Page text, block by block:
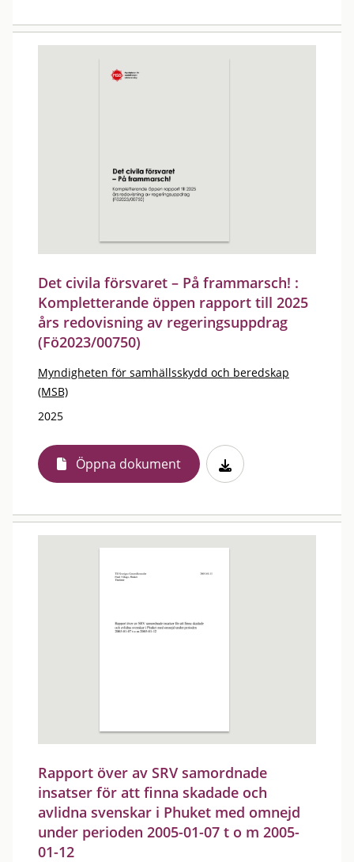
Det civila försvaret – På frammarsch! :
Kompletterande öppen rapport till 2025
års redovisning av regeringsuppdrag
(Fö2023/00750)
Myndigheten för samhällsskydd och beredskap
(MSB)
2025
Öppna dokument
Rapport över av SRV samordnade
insatser för att finna skadade och
avlidna svenskar i Phuket med omnejd
under perioden 2005-01-07 t o m 2005-
01-12